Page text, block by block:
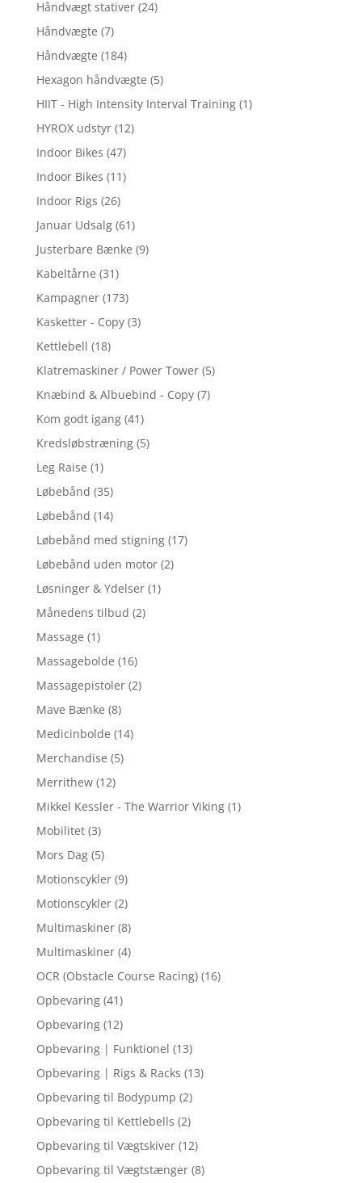
Håndvægt stativer (24)
Håndvægte (7)
Håndvægte (184)
Hexagon håndvægte (5)
HIIT - High Intensity Interval Training (1)
HYROX udstyr (12)
Indoor Bikes (47)
Indoor Bikes (11)
Indoor Rigs (26)
Januar Udsalg (61)
Justerbare Bænke (9)
Kabeltårne (31)
Kampagner (173)
Kasketter - Copy (3)
Kettlebell (18)
Klatremaskiner / Power Tower (5)
Knæbind & Albuebind - Copy (7)
Kom godt igang (41)
Kredsløbstræning (5)
Leg Raise (1)
Løbebånd (35)
Løbebånd (14)
Løbebånd med stigning (17)
Løbebånd uden motor (2)
Løsninger & Ydelser (1)
Månedens tilbud (2)
Massage (1)
Massagebolde (16)
Massagepistoler (2)
Mave Bænke (8)
Medicinbolde (14)
Merchandise (5)
Merrithew (12)
Mikkel Kessler - The Warrior Viking (1)
Mobilitet (3)
Mors Dag (5)
Motionscykler (9)
Motionscykler (2)
Multimaskiner (8)
Multimaskiner (4)
OCR (Obstacle Course Racing) (16)
Opbevaring (41)
Opbevaring (12)
Opbevaring | Funktionel (13)
Opbevaring | Rigs & Racks (13)
Opbevaring til Bodypump (2)
Opbevaring til Kettlebells (2)
Opbevaring til Vægtskiver (12)
Opbevaring til Vægtstænger (8)